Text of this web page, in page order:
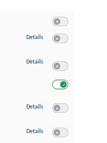
Details zu Speichern von oder
Details zu Verwendung
Details zu Erstellung von
Details zu Verwendung von